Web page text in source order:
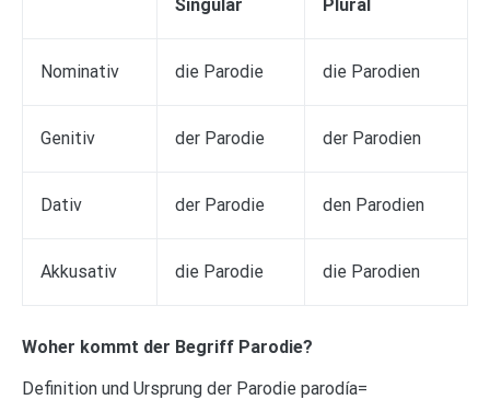
Singular Plural
Nominativ die Parodie die Parodien
Genitiv der Parodie der Parodien
Dativ der Parodie den Parodien
Akkusativ die Parodie die Parodien
Woher kommt der Begriff Parodie?
Definition und Ursprung der Parodie parodía=